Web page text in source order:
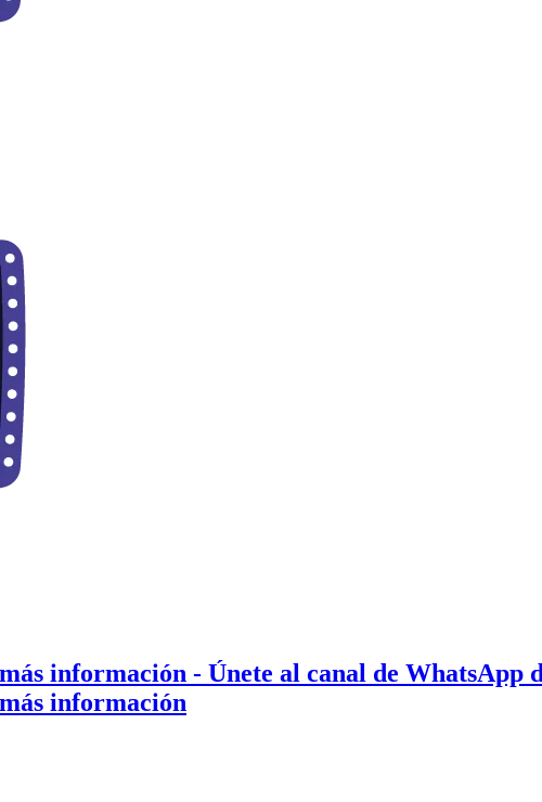
información - Únete al canal de WhatsApp
información